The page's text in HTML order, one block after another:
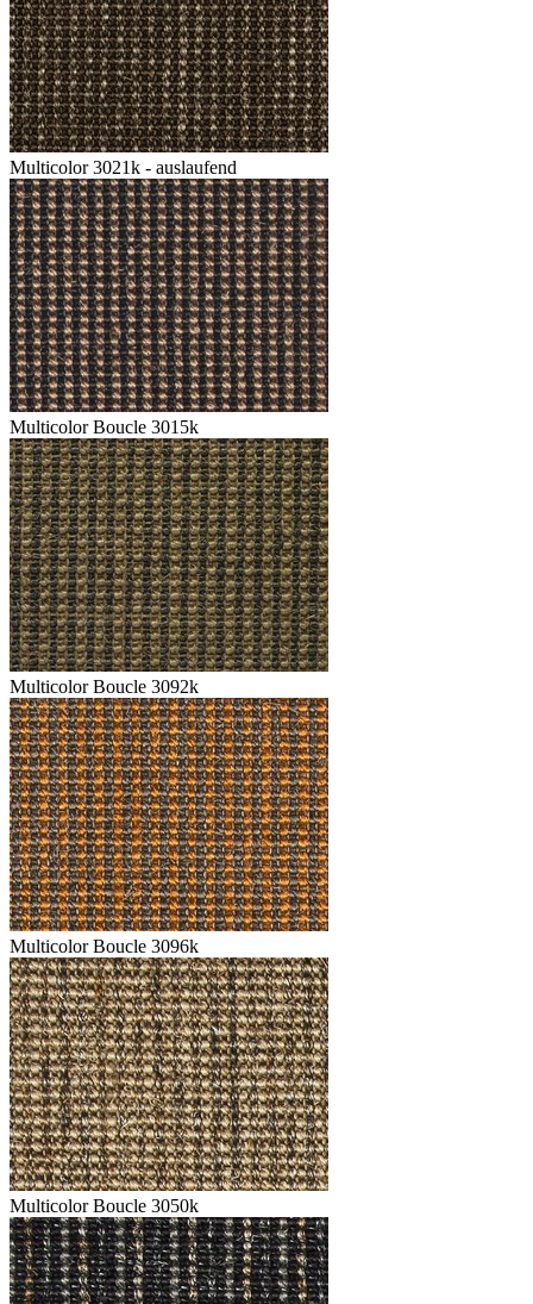
Multicolor 3021k - auslaufend
Multicolor Boucle 3015k
Multicolor Boucle 3092k
Multicolor Boucle 3096k
Multicolor Boucle 3050k